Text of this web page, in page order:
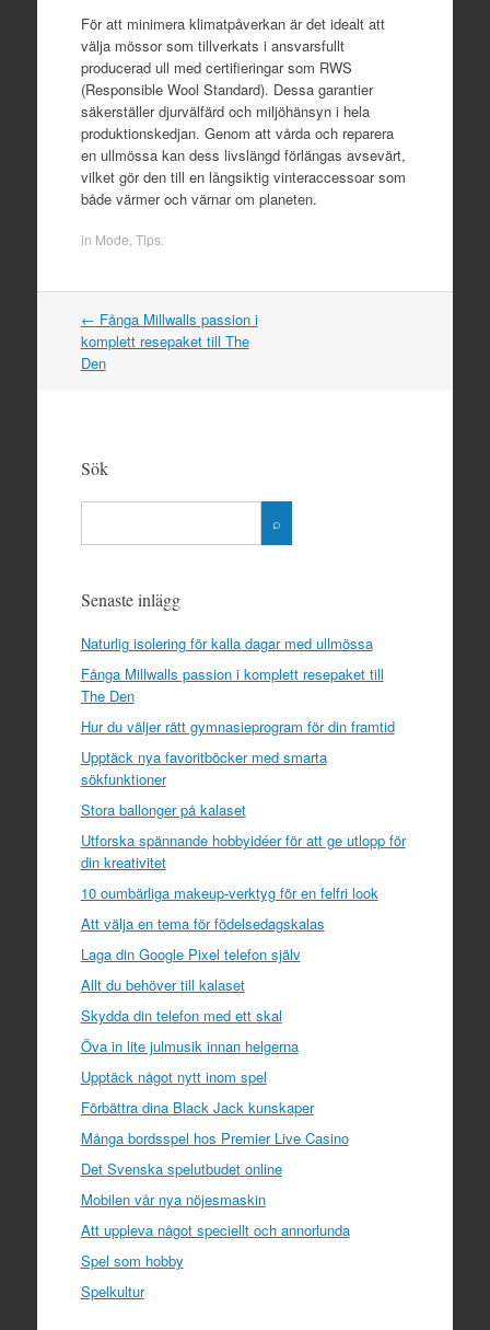
För att minimera klimatpåverkan är det idealt att
välja mössor som tillverkats i ansvarsfullt
producerad ull med certifieringar som RWS
(Responsible Wool Standard). Dessa garantier
säkerställer djurvälfärd och miljöhänsyn i hela
produktionskedjan. Genom att vårda och reparera
en ullmössa kan dess livslängd förlängas avsevärt,
vilket gör den till en långsiktig vinteraccessoar som
både värmer och värnar om planeten.
in Mode Tips.
Post navigation
← Fånga Millwalls passion i
komplett resepaket till The
Den
Sök
Senaste inlägg
Naturlig isolering för kalla dagar med ullmössa
Fånga Millwalls passion i komplett resepaket till
The Den
Hur du väljer rätt gymnasieprogram för din framtid
Upptäck nya favoritböcker med smarta
sökfunktioner
Stora ballonger på kalaset
Utforska spännande hobbyidéer för att ge utlopp för
din kreativitet
10 oumbärliga makeup-verktyg för en felfri look
Att välja en tema för födelsedagskalas
Laga din Google Pixel telefon själv
Allt du behöver till kalaset
Skydda din telefon med ett skal
Öva in lite julmusik innan helgerna
Upptäck något nytt inom spel
Förbättra dina Black Jack kunskaper
Många bordsspel hos Premier Live Casino
Det Svenska spelutbudet online
Mobilen vår nya nöjesmaskin
Att uppleva något speciellt och annorlunda
Spel som hobby
Spelkultur